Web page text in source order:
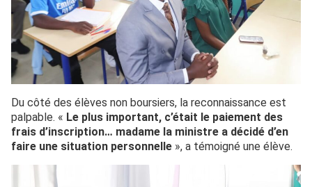
Du côté des élèves non boursiers, la reconnaissance est
palpable. « Le plus important, c’était le paiement des
frais d’inscription… madame la ministre a décidé d’en
faire une situation personnelle », a témoigné une élève.